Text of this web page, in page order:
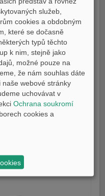
služeb,
cookies a obdobným
které se dočasně
typů těchto
k nim, stejně jako
možné pouze na
že nám souhlas dáte
webové stránky
uchovávat v
Ochrana soukromí
cookies a